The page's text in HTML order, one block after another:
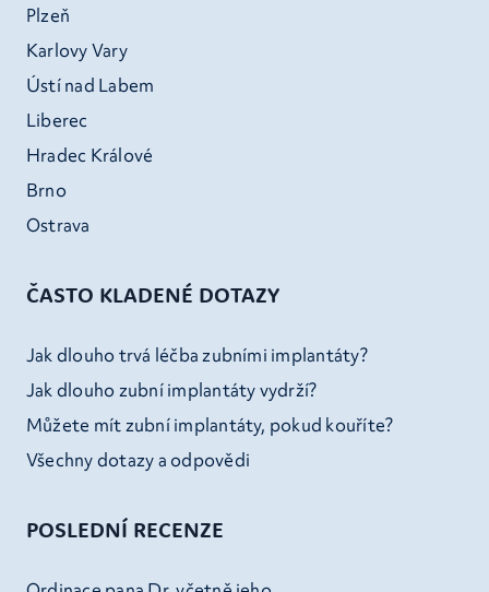
Plzeň
Karlovy Vary
Ústí nad Labem
Liberec
Hradec Králové
Brno
Ostrava
ČASTO KLADENÉ DOTAZY
Jak dlouho trvá léčba zubními implantáty?
Jak dlouho zubní implantáty vydrží?
Můžete mít zubní implantáty, pokud kouříte?
Všechny dotazy a odpovědi
POSLEDNÍ RECENZE